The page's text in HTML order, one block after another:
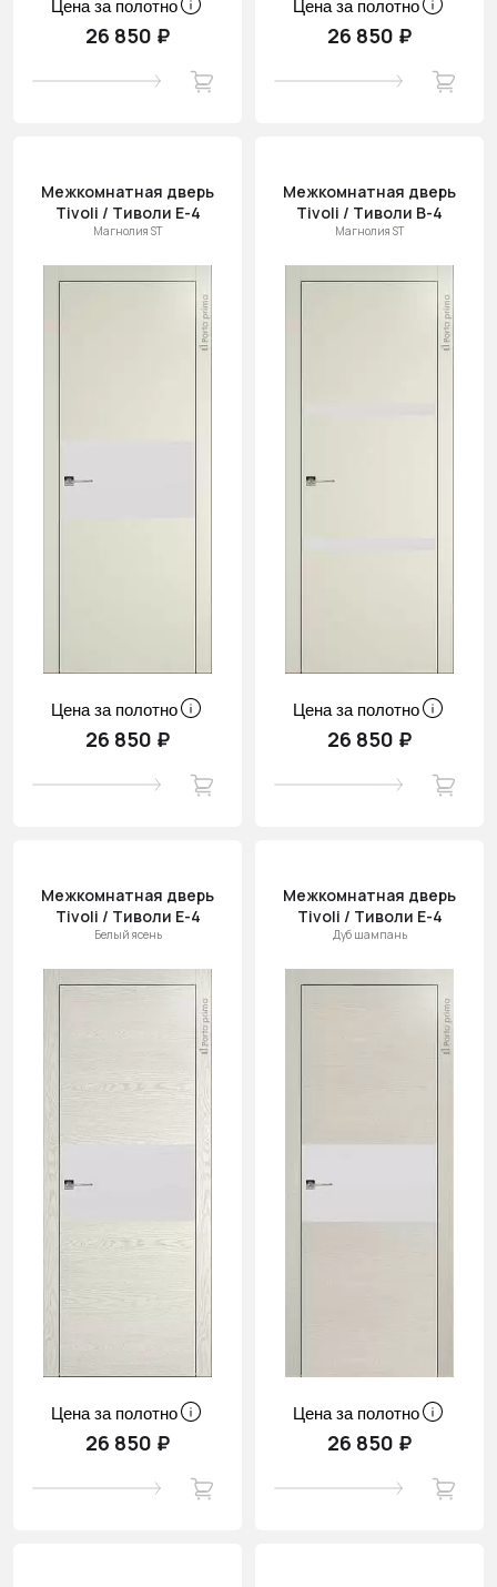
Цена за полотно
26 850 ₽
Цена за полотно
26 850 ₽
Межкомнатная дверь
Tivoli / Тиволи Е-4
Магнолия ST
Цена за полотно
26 850 ₽
Межкомнатная дверь
Tivoli / Тиволи В-4
Магнолия ST
Цена за полотно
26 850 ₽
Межкомнатная дверь
Tivoli / Тиволи Е-4
Белый ясень
Цена за полотно
26 850 ₽
Межкомнатная дверь
Tivoli / Тиволи Е-4
Дуб шампань
Цена за полотно
26 850 ₽